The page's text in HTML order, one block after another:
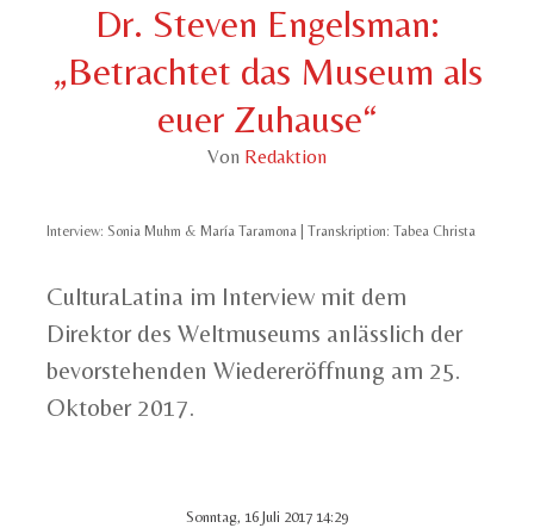
Dr. Steven Engelsman:
„Betrachtet das Museum als
euer Zuhause“
Von Redaktion
Interview: Sonia Muhm & María Taramona | Transkription: Tabea Christa
CulturaLatina im Interview mit dem
Direktor des Weltmuseums anlässlich der
bevorstehenden Wiedereröffnung am 25.
Oktober 2017.
Sonntag, 16 Juli 2017 14:29